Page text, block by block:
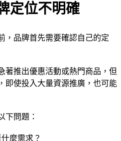
定位不明確
，品牌首先需要確認自己的定
著推出優惠活動或熱門商品，但
即使投入大量資源推廣，也可能
下問題：
麼需求？